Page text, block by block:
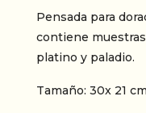
Pensada para
contiene
platino y paladio.
Tamaño: 30x 21 cm